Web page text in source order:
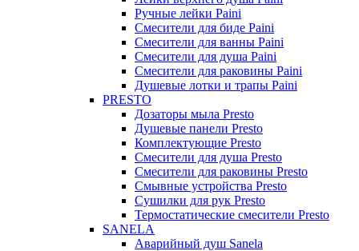
Ручные лейки Paini
Смесители для биде Paini
Смесители для ванны Paini
Смесители для душа Paini
Смесители для раковины Paini
Душевые лотки и трапы Paini
PRESTO
Дозаторы мыла Presto
Душевые панели Presto
Комплектующие Presto
Смесители для душа Presto
Смесители для раковины Presto
Смывные устройства Presto
Сушилки для рук Presto
Термостатические смесители Presto
SANELA
Аварийный душ Sanela